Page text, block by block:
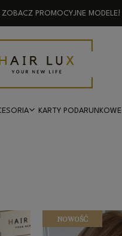
ZOBACZ PROMOCYJNE MODELE!
KARTY PODARUNKOWE
NOWOŚĆ